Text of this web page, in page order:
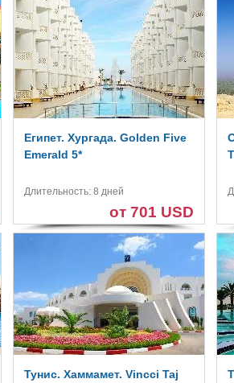
Египет. Хургада. Golden Five
Emerald 5*
Длительность: 8 дней
от 701 USD
Тунис. Хаммамет. Vincci Taj